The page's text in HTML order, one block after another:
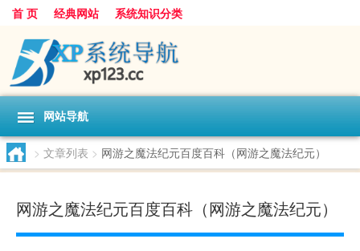
首 页 经典网站 系统知识分类
网站导航
> 文章列表 > 网游之魔法纪元百度百科（网游之魔法纪元）
网游之魔法纪元百度百科（网游之魔法纪元）